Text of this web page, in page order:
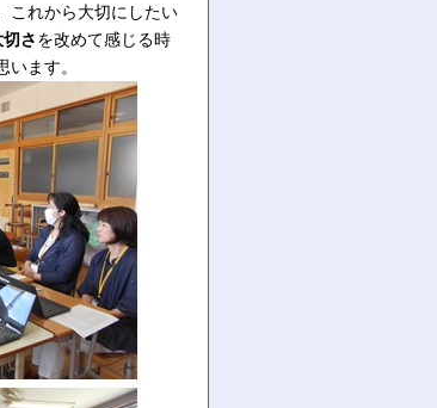
これから大切にしたい
さを改めて感じる時
ます。